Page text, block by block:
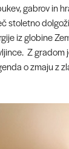
gabrov in
stoletno
iz globine
Z gradom
o zmaju z